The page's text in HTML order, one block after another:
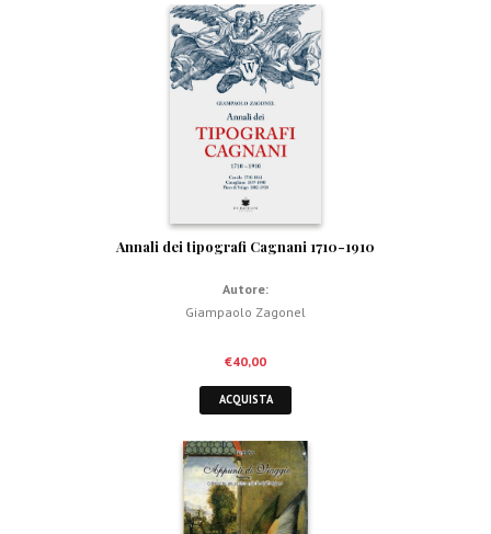
Annali dei tipografi Cagnani 1710-1910
Autore:
Giampaolo Zagonel
€40,00
ACQUISTA